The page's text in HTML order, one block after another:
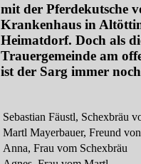
mit der Pferdekutsche
Krankenhaus in
Heimatdorf. Doch als
Trauergemeinde am
ist der Sarg immer
Sebastian Fäustl, Schexbräu
Martl Mayerbauer, Freund
Anna, Frau vom Schexbräu